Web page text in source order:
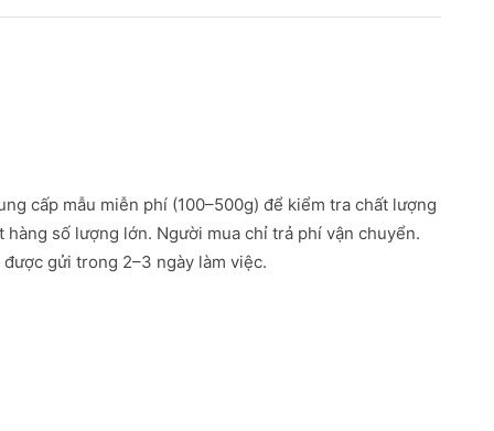
cấp mẫu miễn phí (100–500g) để kiểm tra chất lượng
hàng số lượng lớn. Người mua chỉ trả phí vận chuyển.
gửi trong 2–3 ngày làm việc.